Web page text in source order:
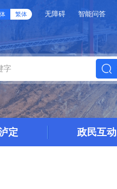
繁体 无障碍 智能问答
定 政民互动